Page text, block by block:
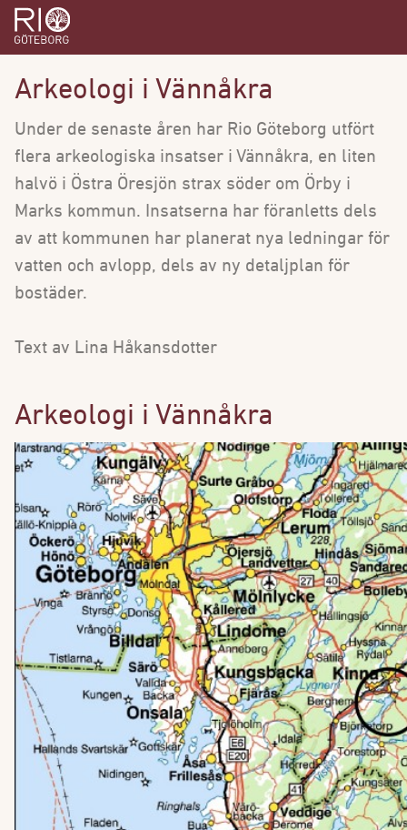
Arkeologi i Vännåkra
Under de senaste åren har Rio Göteborg utfört
flera arkeologiska insatser i Vännåkra, en liten
halvö i Östra Öresjön strax söder om Örby i
Marks kommun. Insatserna har föranletts dels
av att kommunen har planerat nya ledningar för
vatten och avlopp, dels av ny detaljplan för
bostäder.
Text av Lina Håkansdotter
Arkeologi i Vännåkra